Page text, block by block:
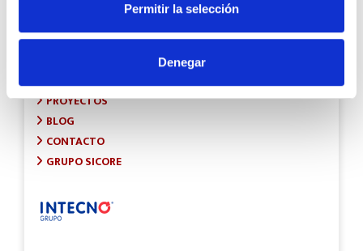
Permitir la selección
Denegar
INICIO
PROYECTOS
BLOG
CONTACTO
GRUPO SICORE